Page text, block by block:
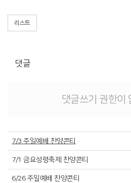
리스트
댓글
댓글쓰기 권한이
7/3 주일예배 찬양콘티
7/1 금요성령축제 찬양콘티
6/26 주일예배 찬양콘티